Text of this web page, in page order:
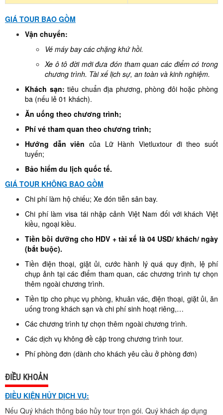
GIÁ TOUR BAO GỒM
Vận chuyển:
Vé máy bay các chặng khứ hồi.
Xe ô tô đời mới đưa đón tham quan các điểm có trong
chương trình. Tài xế lịch sự, an toàn và kinh nghiệm.
Khách sạn:tiêu chuẩn địa phương, phòng đôi hoặc phòng
ba (nếu lẻ 01 khách).
Ăn uống theo chương trình;
Phí vé tham quan theo chương trình;
Hướng dẫn viên của Lữ Hành Vietluxtour đi theo suốt
tuyến;
Bảo hiểm du lịch quốc tế.
GIÁ TOUR KHÔNG BAO GỒM
Chi phí làm hộ chiếu; Xe đón tiễn sân bay.
Chi phí làm visa tái nhập cảnh Việt Nam đối với khách Việt
kiều, ngoại kiều.
Tiền bồi dưỡng cho HDV + tài xế là 04 USD/ khách/ ngày
(bắt buộc).
Tiền điện thoại, giặt ủi, cước hành lý quá quy định, lệ phí
chụp ảnh tại các điểm tham quan, các chương trình tự chọn
thêm ngoài chương trình.
Tiền tip cho phục vụ phòng, khuân vác, điện thoại, giặt ủi, ăn
uống trong khách sạn và chi phí sinh hoạt riêng,…
Các chương trình tự chọn thêm ngoài chương trình.
Các dịch vụ không đề cập trong chương trình tour.
Phí phòng đơn (dành cho khách yêu cầu ở phòng đơn)
ĐIỀU KHOẢN
ĐIỀU KIỆN HỦY DỊCH VỤ:
Nếu Quý khách thông báo hủy tour trọn gói. Quý khách áp dụng